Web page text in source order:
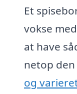
Et
vokse
at have
netop
og